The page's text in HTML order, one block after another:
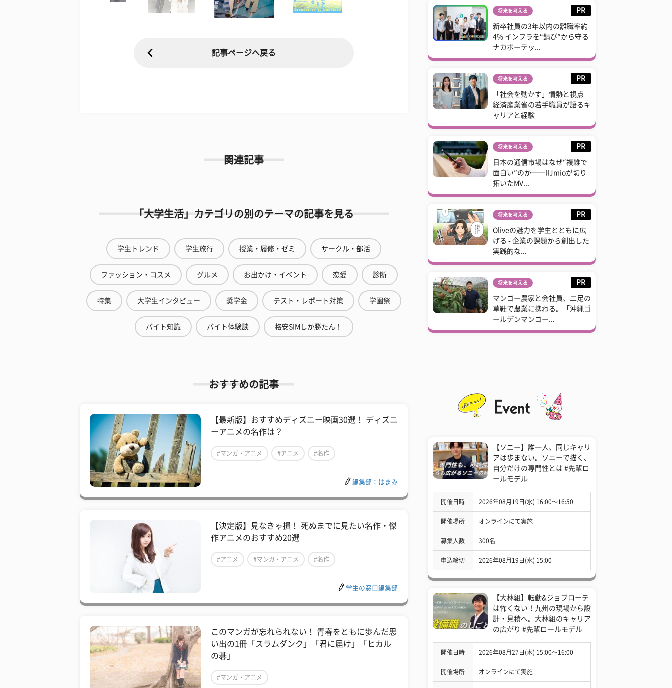
記事ページへ戻る
関連記事
「大学生活」カテゴリの別のテーマの記事を見る
学生トレンド 学生旅行 授業・履修・ゼミ サークル・部活
ファッション・コスメ グルメ お出かけ・イベント 恋愛 診断
特集 大学生インタビュー 奨学金 テスト・レポート対策 学園祭
バイト知識 バイト体験談 格安SIMしか勝たん！
おすすめの記事
【最新版】おすすめディズニー映画30選！ ディズニ
ーアニメの名作は？
#マンガ・アニメ #アニメ #名作
編集部：はまみ
【決定版】見なきゃ損！ 死ぬまでに見たい名作・傑
作アニメのおすすめ20選
#アニメ #マンガ・アニメ #名作
学生の窓口編集部
このマンガが忘れられない！ 青春をともに歩んだ思
い出の1冊「スラムダンク」「君に届け」「ヒカル
の碁」
#マンガ・アニメ
将来を考える PR
新卒社員の3年以内の離職率約
4% インフラを“錆び”から守る
ナカボーテッ...
将来を考える PR
「社会を動かす」情熱と視点 -
経済産業省の若手職員が語るキ
ャリアと経験
将来を考える PR
日本の通信市場はなぜ“複雑で
面白い”のか──IIJmioが切り
拓いたMV...
将来を考える PR
Oliveの魅力を学生とともに広
げる - 企業の課題から創出した
実践的な...
将来を考える PR
マンゴー農家と会社員、二足の
草鞋で農業に携わる。「沖縄ゴ
ールデンマンゴー...
【ソニー】誰一人、同じキャリ
アは歩まない。ソニーで描く、
自分だけの専門性とは #先輩ロ
ールモデル
開催日時 2026年08月19日(水) 16:00〜16:50
開催場所 オンラインにて実施
募集人数 300名
申込締切 2026年08月19日(水) 15:00
【大林組】転勤&ジョブローテ
は怖くない！九州の現場から設
計・見積へ。大林組のキャリア
の広がり #先輩ロールモデル
開催日時 2026年08月27日(木) 15:00〜16:00
開催場所 オンラインにて実施